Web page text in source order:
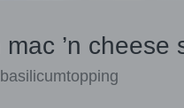
’n cheese